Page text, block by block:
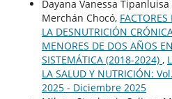
Dayana Vanessa
Merchán Chocó,
LA DESNUTRICIÓN
MENORES DE DOS AÑOS
SISTEMÁTICA (2018-2024) ,
LA SALUD Y NUTRICIÓN:
2025 - Diciembre 2025